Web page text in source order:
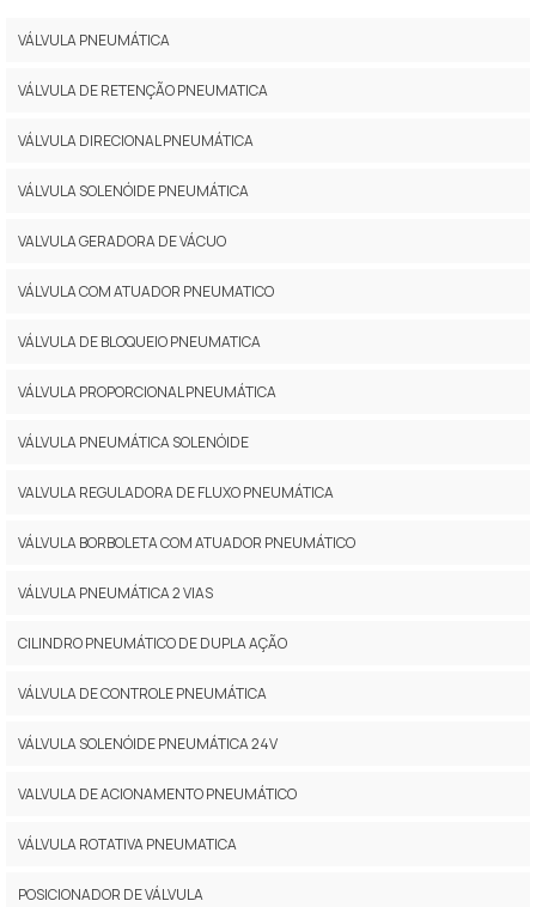
VÁLVULA PNEUMÁTICA
VÁLVULA DE RETENÇÃO PNEUMATICA
VÁLVULA DIRECIONAL PNEUMÁTICA
VÁLVULA SOLENÓIDE PNEUMÁTICA
VALVULA GERADORA DE VÁCUO
VÁLVULA COM ATUADOR PNEUMATICO
VÁLVULA DE BLOQUEIO PNEUMATICA
VÁLVULA PROPORCIONAL PNEUMÁTICA
VÁLVULA PNEUMÁTICA SOLENÓIDE
VALVULA REGULADORA DE FLUXO PNEUMÁTICA
VÁLVULA BORBOLETA COM ATUADOR PNEUMÁTICO
VÁLVULA PNEUMÁTICA 2 VIAS
CILINDRO PNEUMÁTICO DE DUPLA AÇÃO
VÁLVULA DE CONTROLE PNEUMÁTICA
VÁLVULA SOLENÓIDE PNEUMÁTICA 24V
VALVULA DE ACIONAMENTO PNEUMÁTICO
VÁLVULA ROTATIVA PNEUMATICA
POSICIONADOR DE VÁLVULA